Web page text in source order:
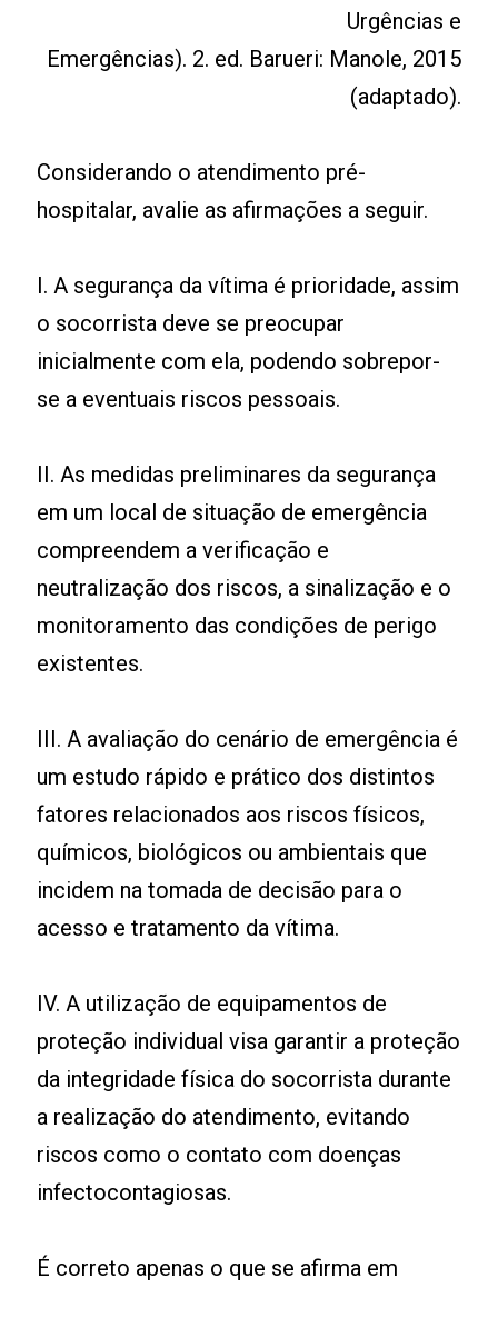
Urgências e
Emergências). 2. ed. Barueri: Manole, 2015
(adaptado).
Considerando o atendimento pré-
hospitalar, avalie as afirmações a seguir.
I. A segurança da vítima é prioridade, assim
o socorrista deve se preocupar
inicialmente com ela, podendo sobrepor-
se a eventuais riscos pessoais.
II. As medidas preliminares da segurança
em um local de situação de emergência
compreendem a verificação e
neutralização dos riscos, a sinalização e o
monitoramento das condições de perigo
existentes.
III. A avaliação do cenário de emergência é
um estudo rápido e prático dos distintos
fatores relacionados aos riscos físicos,
químicos, biológicos ou ambientais que
incidem na tomada de decisão para o
acesso e tratamento da vítima.
IV. A utilização de equipamentos de
proteção individual visa garantir a proteção
da integridade física do socorrista durante
a realização do atendimento, evitando
riscos como o contato com doenças
infectocontagiosas.
É correto apenas o que se afirma em